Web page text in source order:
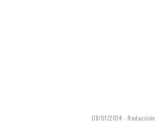
08/01/2014 Redacción